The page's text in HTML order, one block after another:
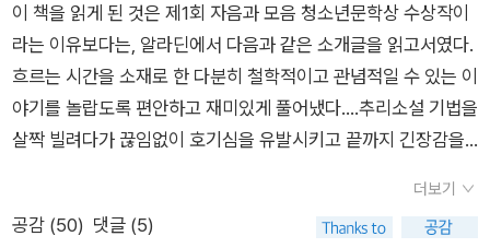
이 책을 읽게 된 것은 제1회 자음과 모음 청소년문학상 수상작이
라는 이유보다는, 알라딘에서 다음과 같은 소개글을 읽고서였다.
흐르는 시간을 소재로 한 다분히 철학적이고 관념적일 수 있는 이
야기를 놀랍도록 편안하고 재미있게 풀어냈다....추리소설 기법을
살짝 빌려다가 끊임없이 호기심을 유발시키고 끝까지 긴장감을
인터넷 카페에 ‘크로노스’라는 닉네임을 달고 ‘시간을 파는 상점’
을 오픈한다. 훌륭한 소방대원이었지만 젊은 나이에 죽은 아빠의
더보기
공감 (50) 댓글 (5)